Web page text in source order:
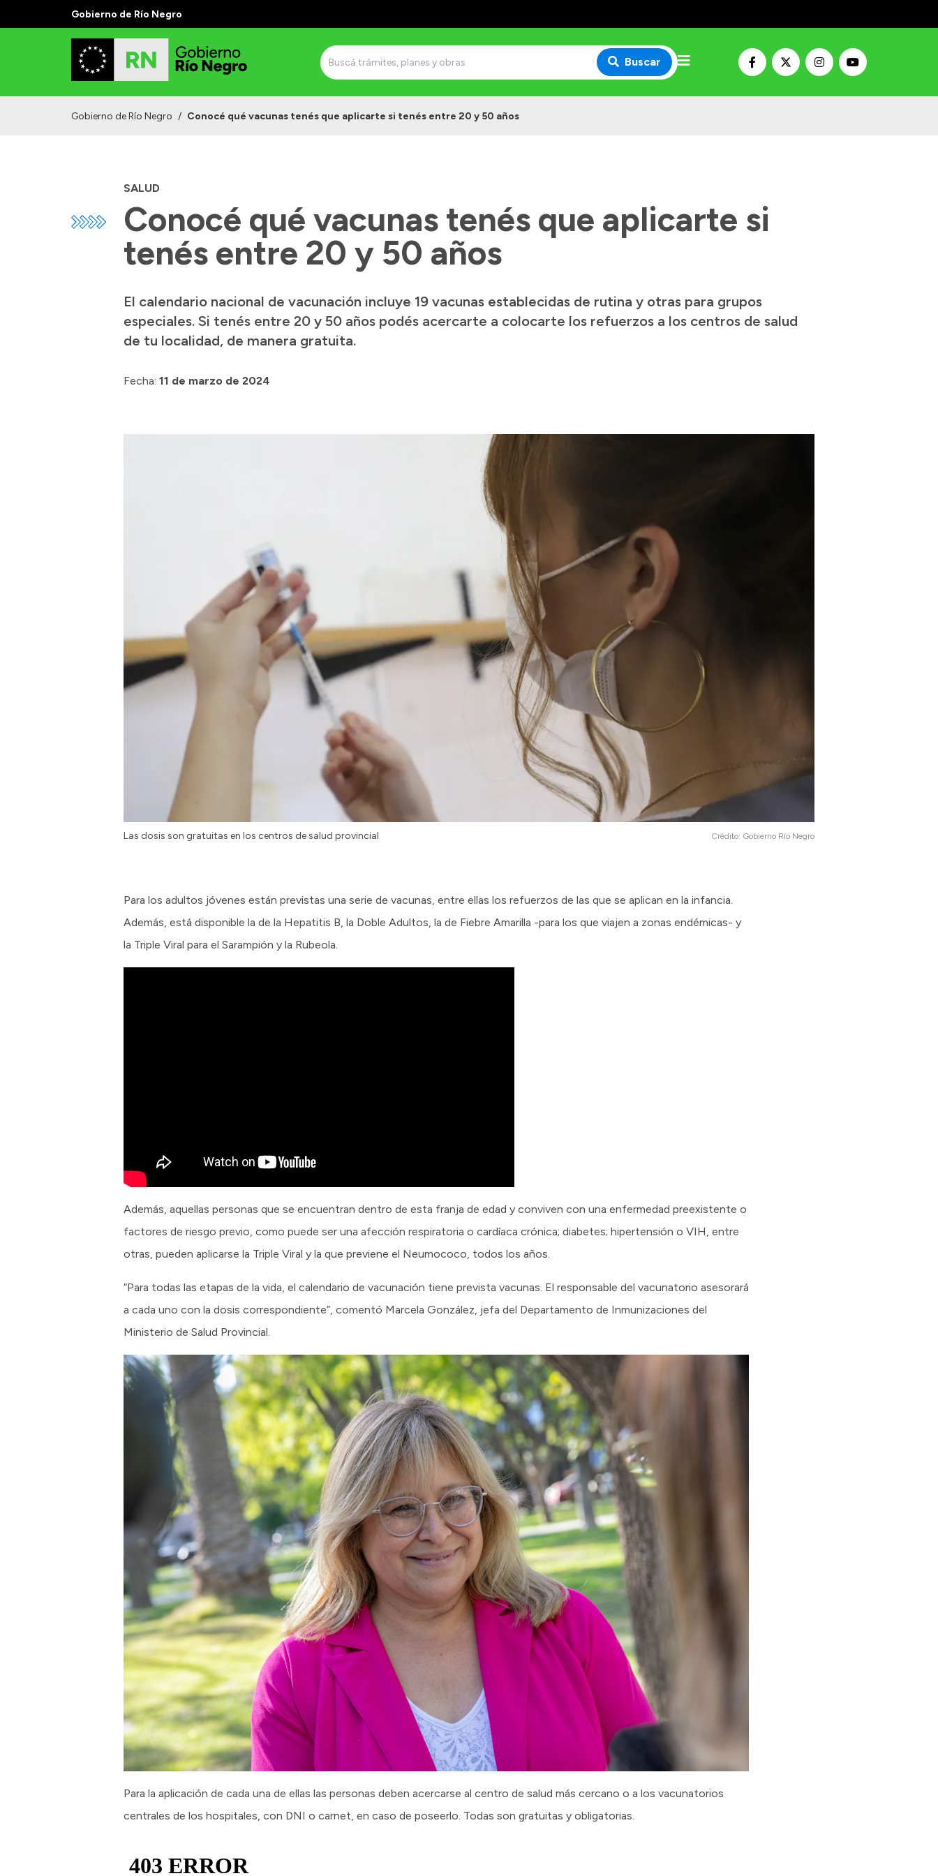
Gobierno de Río Negro
Buscar
Gobierno de Río Negro / Conocé qué vacunas tenés que aplicarte si tenés entre 20 y 50 años
SALUD
Conocé qué vacunas tenés que aplicarte si
tenés entre 20 y 50 años
El calendario nacional de vacunación incluye 19 vacunas establecidas de rutina y otras para grupos
especiales. Si tenés entre 20 y 50 años podés acercarte a colocarte los refuerzos a los centros de salud
de tu localidad, de manera gratuita.
Fecha: 11 de marzo de 2024
Las dosis son gratuitas en los centros de salud provincial Crédito: Gobierno Río Negro
Para los adultos jóvenes están previstas una serie de vacunas, entre ellas los refuerzos de las que se aplican en la infancia.
Además, está disponible la de la Hepatitis B, la Doble Adultos, la de Fiebre Amarilla -para los que viajen a zonas endémicas- y
la Triple Viral para el Sarampión y la Rubeola.
Además, aquellas personas que se encuentran dentro de esta franja de edad y conviven con una enfermedad preexistente o
factores de riesgo previo, como puede ser una afección respiratoria o cardíaca crónica; diabetes; hipertensión o VIH, entre
otras, pueden aplicarse la Triple Viral y la que previene el Neumococo, todos los años.
“Para todas las etapas de la vida, el calendario de vacunación tiene prevista vacunas. El responsable del vacunatorio asesorará
a cada uno con la dosis correspondiente”, comentó Marcela González, jefa del Departamento de Inmunizaciones del
Ministerio de Salud Provincial.
Para la aplicación de cada una de ellas las personas deben acercarse al centro de salud más cercano o a los vacunatorios
centrales de los hospitales, con DNI o carnet, en caso de poseerlo. Todas son gratuitas y obligatorias.